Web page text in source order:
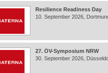
Resilience Readiness Day
10. September 2026,
27. ÖV-Symposium NRW
30. September 2026,